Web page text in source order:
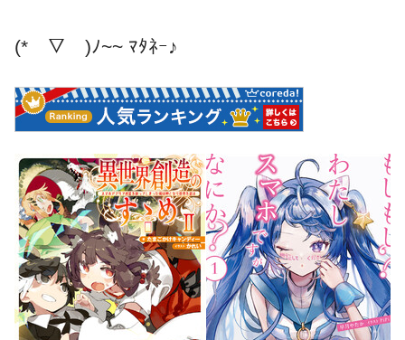
(*￣▽￣)ﾉ~~ ﾏﾀﾈｰ♪